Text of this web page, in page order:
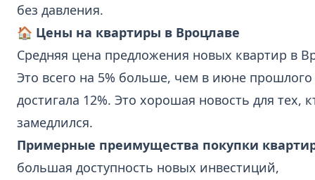
без давления.
🏠 Цены на квартиры в Вроцлаве
Средняя цена предложения новых квартир в
Это всего на 5% больше, чем в июне прошлого
достигала 12%. Это хорошая новость для тех,
замедлился.
Примерные преимущества покупки
большая доступность новых инвестиций,